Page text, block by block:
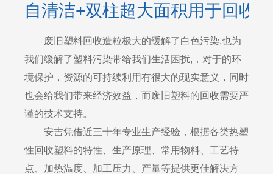
自清洁+双柱超大面积用于回收
废旧塑料回收造粒极大的缓解了白色污染,也为
我们缓解了塑料污染带给我们生活困扰,，对于的环
境保护，资源的可持续利用有很大的现实意义，同时
也会给我们带来经济效益，而废旧塑料的回收需要严
谨的技术支持。
安吉凭借近三十年专业生产经验，根据各类热塑
性回收塑料的特性、生产原理、常用物料、工艺特
点、加热温度、加工压力、产量等提供更佳解决方